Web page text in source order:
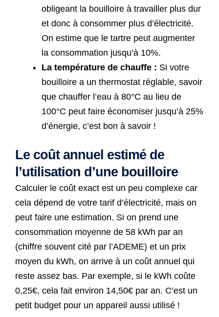
obligeant la bouilloire à travailler plus dur
et donc à consommer plus d’électricité.
On estime que le tartre peut augmenter
la consommation jusqu’à 10%.
La température de chauffe : Si votre
bouilloire a un thermostat réglable, savoir
que chauffer l’eau à 80°C au lieu de
100°C peut faire économiser jusqu’à 25%
d’énergie, c’est bon à savoir !
Le coût annuel estimé de
l’utilisation d’une bouilloire
Calculer le coût exact est un peu complexe car
cela dépend de votre tarif d’électricité, mais on
peut faire une estimation. Si on prend une
consommation moyenne de 58 kWh par an
(chiffre souvent cité par l’ADEME) et un prix
moyen du kWh, on arrive à un coût annuel qui
reste assez bas. Par exemple, si le kWh coûte
0,25€, cela fait environ 14,50€ par an. C’est un
petit budget pour un appareil aussi utilisé !